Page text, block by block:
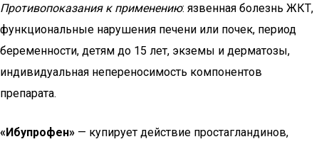
Противопоказания к применению: язвенная болезнь ЖКТ,
функциональные нарушения печени или почек, период
беременности, детям до 15 лет, экземы и дерматозы,
индивидуальная непереносимость компонентов
препарата.
«Ибупрофен» — купирует действие простагландинов,